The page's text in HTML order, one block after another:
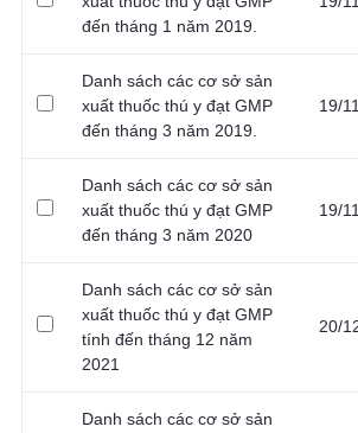
đến tháng 1 năm 2019.
Danh sách các cơ sở sản
xuất thuốc thú y đạt GMP
đến tháng 3 năm 2019.
19/
Danh sách các cơ sở sản
xuất thuốc thú y đạt GMP
đến tháng 3 năm 2020
19/
Danh sách các cơ sở sản
xuất thuốc thú y đạt GMP
tính đến tháng 12 năm
2021
20/
Danh sách các cơ sở sản